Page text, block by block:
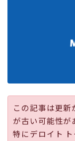
採用
この記事は更
が古い可能性が
特にデロイト